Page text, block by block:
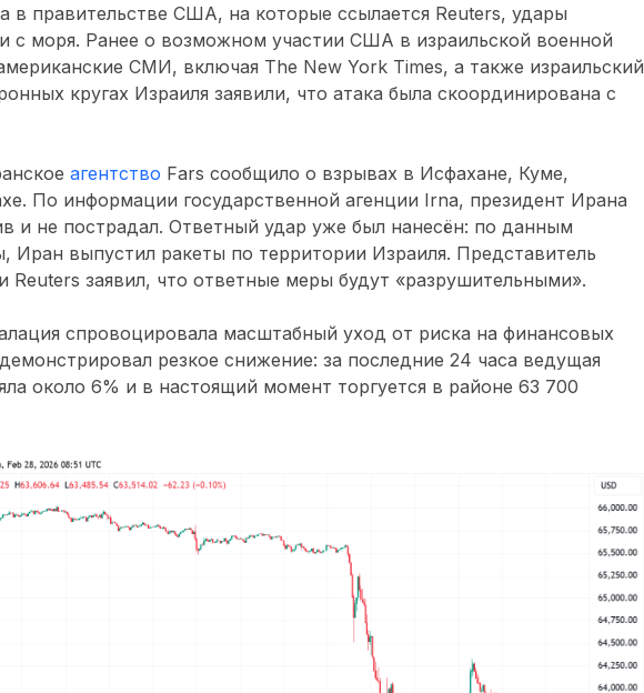
в правительстве США, на которые ссылается Reuters, удары
и с моря. Ранее о возможном участии США в израильской военной
СМИ, включая The New York Times, а также израильский
кругах Израиля заявили, что атака была скоординирована с
агентство Fars сообщило о взрывах в Исфахане, Куме,
По информации государственной агенции Irna, президент Ирана
и не пострадал. Ответный удар уже был нанесён: по данным
Иран выпустил ракеты по территории Израиля. Представитель
Reuters заявил, что ответные меры будут «разрушительными».
спровоцировала масштабный уход от риска на финансовых
резкое снижение: за последние 24 часа ведущая
около 6% и в настоящий момент торгуется в районе 63 700